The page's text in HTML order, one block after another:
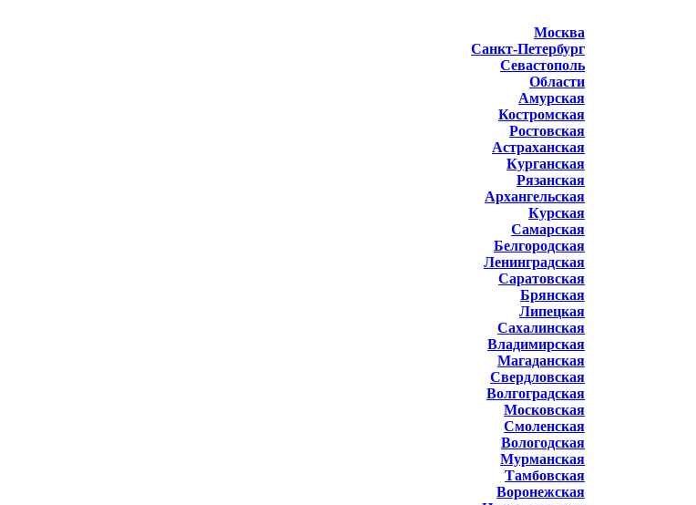
Москва
Санкт-Петербург
Севастополь
Области
Амурская
Костромская
Ростовская
Астраханская
Курганская
Рязанская
Архангельская
Курская
Самарская
Белгородская
Ленинградская
Саратовская
Брянская
Липецкая
Сахалинская
Владимирская
Магаданская
Свердловская
Волгоградская
Московская
Смоленская
Вологодская
Мурманская
Тамбовская
Воронежская